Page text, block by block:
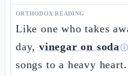
ORTHODOX READING
Like one who takes
day, vinegar on sodaⓘ
songs to a heavy